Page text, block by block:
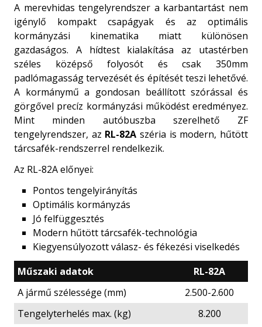
A merevhidas tengelyrendszer a karbantartást nem
igénylő kompakt csapágyak és az optimális
kormányzási kinematika miatt különösen
gazdaságos. A hídtest kialakítása az utastérben
széles középső folyosót és csak 350mm
padlómagasság tervezését és építését teszi lehetővé.
A kormánymű a gondosan beállított szórással és
görgővel precíz kormányzási működést eredményez.
Mint minden autóbuszba szerelhető ZF
tengelyrendszer, az RL-82A széria is modern, hűtött
tárcsafék-rendszerrel rendelkezik.
Az RL-82A előnyei:
Pontos tengelyirányítás
Optimális kormányzás
Jó felfüggesztés
Modern hűtött tárcsafék-technológia
Kiegyensúlyozott válasz- és fékezési viselkedés
Műszaki adatok
RL-82A
A jármű szélessége (mm)
2.500-2.600
Tengelyterhelés max. (kg)
8.200